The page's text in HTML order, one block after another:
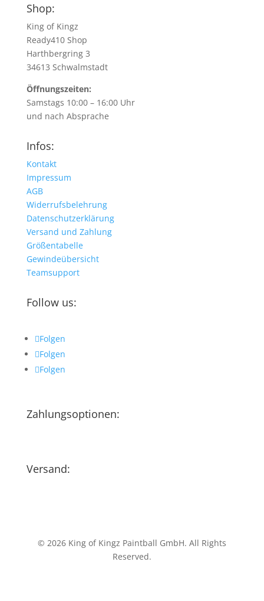
Shop:
King of Kingz
Ready410 Shop
Harthbergring 3
34613 Schwalmstadt
Öffnungszeiten:
Samstags 10:00 – 16:00 Uhr
und nach Absprache
Infos:
Kontakt
Impressum
AGB
Widerrufsbelehrung
Datenschutzerklärung
Versand und Zahlung
Größentabelle
Gewindeübersicht
Teamsupport
Follow us:
Folgen
Folgen
Folgen
Zahlungsoptionen:
Versand:
© 2026 King of Kingz Paintball GmbH. All Rights
Reserved.